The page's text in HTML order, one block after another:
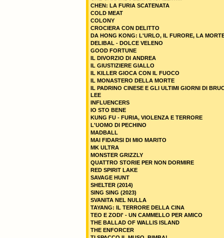
CHEN: LA FURIA SCATENATA
COLD MEAT
COLONY
CROCIERA CON DELITTO
DA HONG KONG: L'URLO, IL FURORE, LA
DELIBAL - DOLCE VELENO
GOOD FORTUNE
IL DIVORZIO DI ANDREA
IL GIUSTIZIERE GIALLO
IL KILLER GIOCA CON IL FUOCO
IL MONASTERO DELLA MORTE
IL PADRINO CINESE E GLI ULTIMI GIORNI DI
LEE
INFLUENCERS
IO STO BENE
KUNG FU - FURIA, VIOLENZA E TERRORE
L'UOMO DI PECHINO
MADBALL
MAI FIDARSI DI MIO MARITO
MK ULTRA
MONSTER GRIZZLY
QUATTRO STORIE PER NON DORMIRE
RED SPIRIT LAKE
SAVAGE HUNT
SHELTER (2014)
SING SING (2023)
SVANITA NEL NULLA
TAYANG: IL TERRORE DELLA CINA
TEO E ZODI' - UN CAMMELLO PER AMICO
THE BALLAD OF WALLIS ISLAND
THE ENFORCER